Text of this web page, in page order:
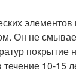
элементов
Он не
покрытие
10-15